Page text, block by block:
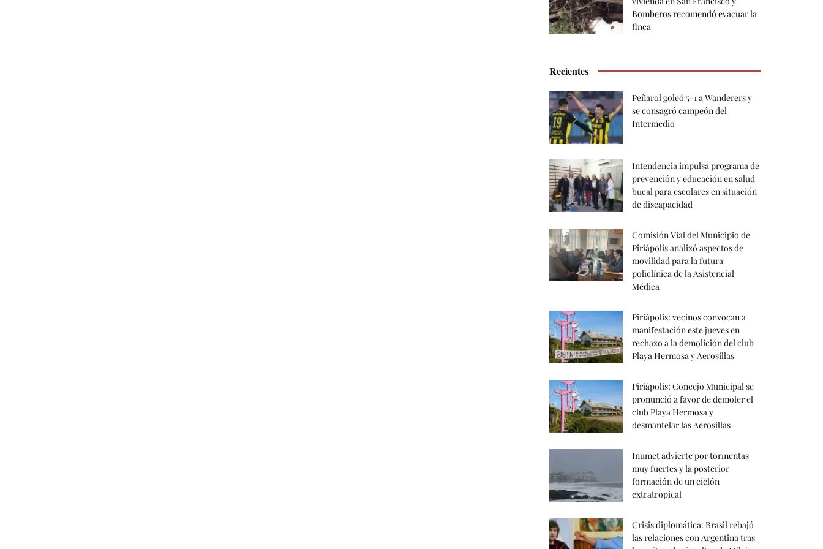
Bomberos recomendó evacuar la
finca
Recientes
Peñarol goleó 5-1 a Wanderers y
se consagró campeón del
Intermedio
Intendencia impulsa programa de
prevención y educación en salud
bucal para escolares en situación
de discapacidad
Comisión Vial del Municipio de
Piriápolis analizó aspectos de
movilidad para la futura
policlínica de la Asistencial
Médica
Piriápolis: vecinos convocan a
manifestación este jueves en
rechazo a la demolición del club
Playa Hermosa y Aerosillas
Piriápolis: Concejo Municipal se
pronunció a favor de demoler el
club Playa Hermosa y
desmantelar las Aerosillas
Inumet advierte por tormentas
muy fuertes y la posterior
formación de un ciclón
extratropical
Crisis diplomática: Brasil rebajó
las relaciones con Argentina tras